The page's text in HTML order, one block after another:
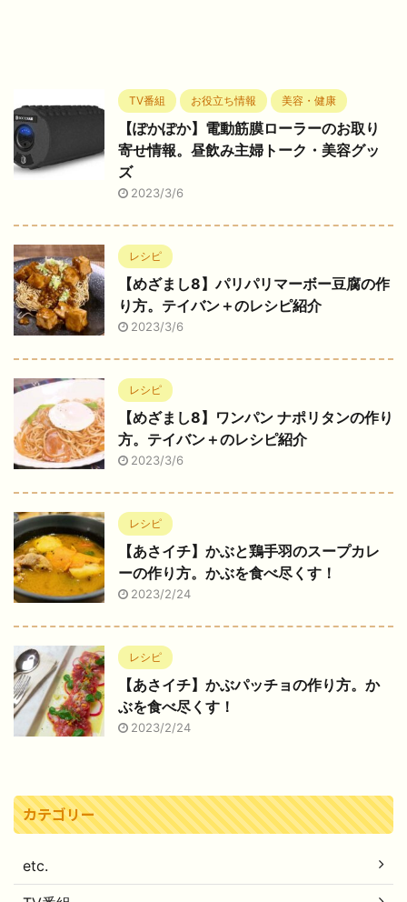
TV番組 お役立ち情報 美容・健康
【ぽかぽか】電動筋膜ローラーのお取り
寄せ情報。昼飲み主婦トーク・美容グッ
ズ
2023/3/6
レシピ
【めざまし8】パリパリマーボー豆腐の作
り方。テイバン＋のレシピ紹介
2023/3/6
レシピ
【めざまし8】ワンパン ナポリタンの作り
方。テイバン＋のレシピ紹介
2023/3/6
レシピ
【あさイチ】かぶと鶏手羽のスープカレ
ーの作り方。かぶを食べ尽くす！
2023/2/24
レシピ
【あさイチ】かぶパッチョの作り方。か
ぶを食べ尽くす！
2023/2/24
カテゴリー
etc.